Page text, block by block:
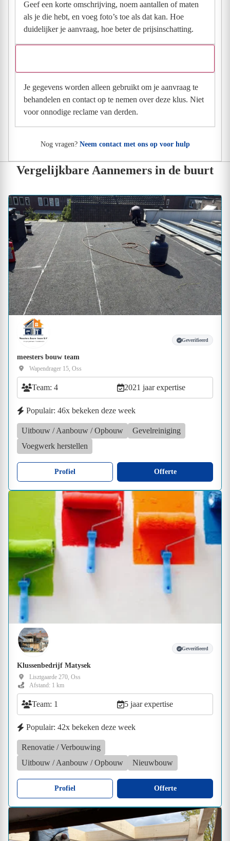
Geef een korte omschrijving, noem aantallen of maten
als je die hebt, en voeg foto’s toe als dat kan. Hoe
duidelijker je aanvraag, hoe beter de prijsinschatting.
Je gegevens worden alleen gebruikt om je aanvraag te
behandelen en contact op te nemen over deze klus. Niet
voor onnodige reclame van derden.
Nog vragen? Neem contact met ons op voor hulp
Vergelijkbare Aannemers in de buurt
Geverifieerd
meesters bouw team
Wapendrager 15, Oss
Team: 4 2021 jaar expertise
Populair: 46x bekeken deze week
Uitbouw / Aanbouw / Opbouw
Gevelreiniging
Voegwerk herstellen
Profiel Offerte
Geverifieerd
Klussenbedrijf Matysek
Lisztgaarde 270, Oss
Afstand: 1 km
Team: 1 5 jaar expertise
Populair: 42x bekeken deze week
Renovatie / Verbouwing
Uitbouw / Aanbouw / Opbouw
Nieuwbouw
Profiel Offerte